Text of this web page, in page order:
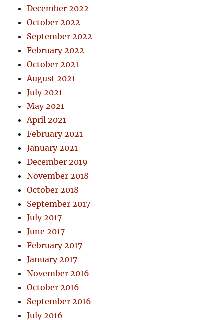
December 2022
October 2022
September 2022
February 2022
October 2021
August 2021
July 2021
May 2021
April 2021
February 2021
January 2021
December 2019
November 2018
October 2018
September 2017
July 2017
June 2017
February 2017
January 2017
November 2016
October 2016
September 2016
July 2016